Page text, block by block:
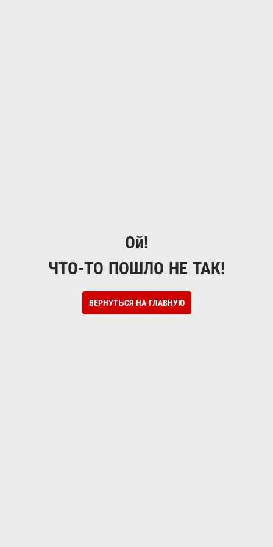
Ой!
ЧТО-ТО ПОШЛО НЕ ТАК!
ВЕРНУТЬСЯ НА ГЛАВНУЮ